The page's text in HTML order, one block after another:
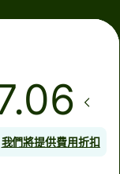
我們將提供費用折扣